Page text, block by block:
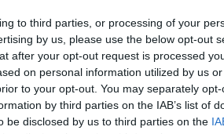
to third parties, or processing of your
by us, please use the below opt-out
after your opt-out request is processed
on personal information utilized by us
to your opt-out. You may separately
by third parties on the IAB’s list of
be disclosed by us to third parties on the
στις κάμερες:
δύο άλλοι και
σχέση δεν έχω».